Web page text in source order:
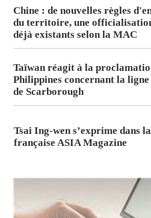
Chine : de nouvelles règles
du territoire, une
déjà existants selon la MAC
Taïwan réagit à la
Philippines concernant la ligne
de Scarborough
Tsai Ing-wen s’exprime dans
française ASIA Magazine